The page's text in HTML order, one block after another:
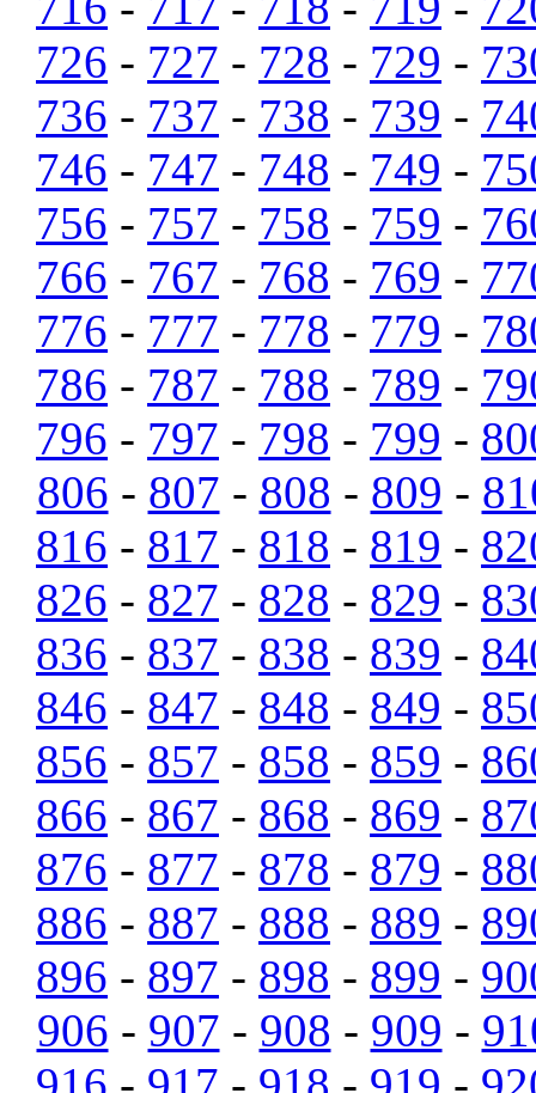
726 - 727 - 728 - 729 -
736 - 737 - 738 - 739 -
746 - 747 - 748 - 749 -
756 - 757 - 758 - 759 -
766 - 767 - 768 - 769 -
776 - 777 - 778 - 779 -
786 - 787 - 788 - 789 -
796 - 797 - 798 - 799 -
806 - 807 - 808 - 809 -
816 - 817 - 818 - 819 -
826 - 827 - 828 - 829 -
836 - 837 - 838 - 839 -
846 - 847 - 848 - 849 -
856 - 857 - 858 - 859 -
866 - 867 - 868 - 869 -
876 - 877 - 878 - 879 -
886 - 887 - 888 - 889 -
896 - 897 - 898 - 899 -
906 - 907 - 908 - 909 -